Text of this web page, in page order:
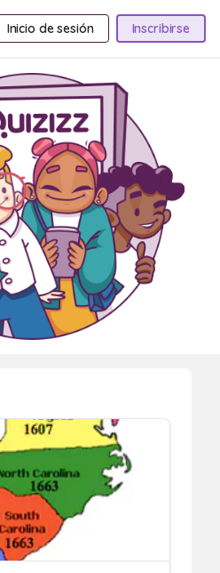
Inicio de sesión Inscribirse